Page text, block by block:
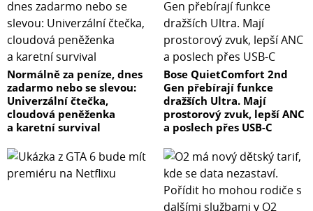
Normálně za peníze, dnes
zadarmo nebo se slevou:
Univerzální čtečka,
cloudová peněženka
a karetní survival
Bose QuietComfort 2nd
Gen přebírají funkce
dražších Ultra. Mají
prostorový zvuk, lepší ANC
a poslech přes USB-C